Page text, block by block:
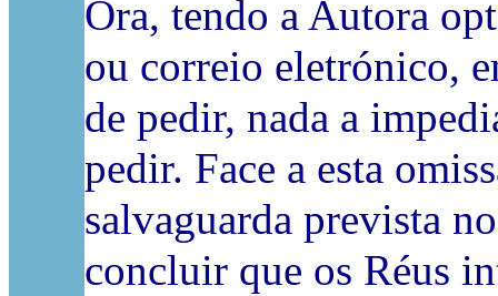
Ora, tendo a Autora
ou correio eletrónico,
de pedir, nada a
pedir. Face a esta
salvaguarda prevista
concluir que os Réus